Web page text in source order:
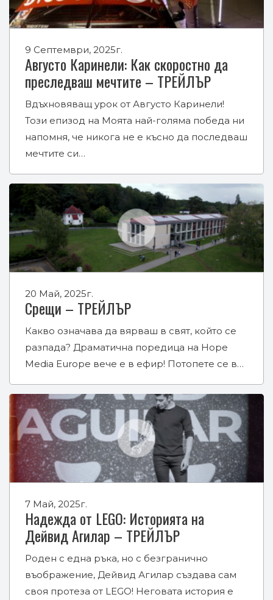
9 Септември, 2025г.
Августо Каринели: Как скоростно да
преследваш мечтите – ТРЕЙЛЪР
Вдъхновяващ урок от Августо Каринели!
Този епизод на Моята най-голяма победа ни
напомня, че никога не е късно да последваш
мечтите си…
20 Май, 2025г.
Срещи – ТРЕЙЛЪР
Какво означава да вярваш в свят, който се
разпада? Драматична поредица на Hope
Media Europe вече е в ефир! Потопете се в…
7 Май, 2025г.
Надежда от LEGO: Историята на
Дейвид Агилар – ТРЕЙЛЪР
Роден с една ръка, но с безгранично
въображение, Дейвид Агилар създава сам
своя протеза от LEGO! Неговата история е